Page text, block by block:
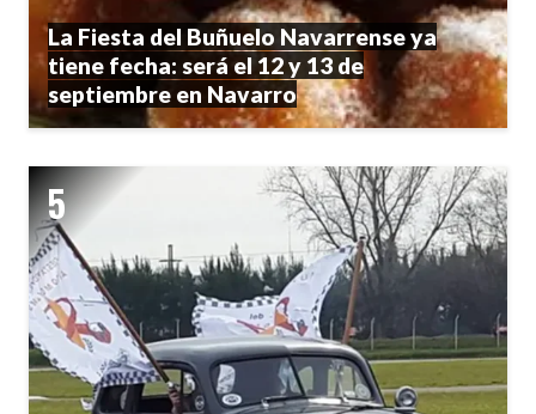
La Fiesta del Buñuelo Navarrense ya
tiene fecha: será el 12 y 13 de
septiembre en Navarro